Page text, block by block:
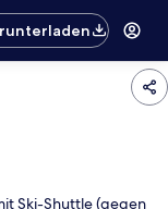
Ski-Shuttle (gegen